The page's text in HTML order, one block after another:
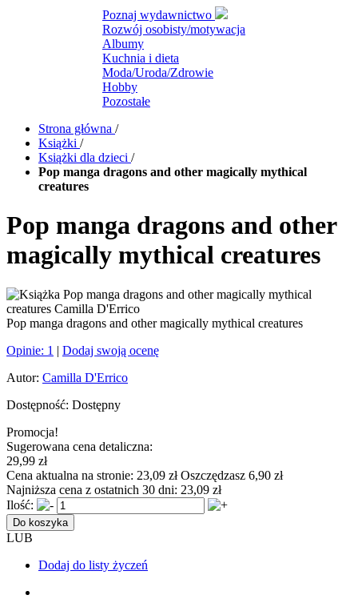
Poznaj wydawnictwo
Rozwój osobisty/motywacja
Albumy
Kuchnia i dieta
Moda/Uroda/Zdrowie
Hobby
Pozostałe
Strona główna /
Książki /
Książki dla dzieci /
Pop manga dragons and other magically mythical
creatures
Pop manga dragons and other
magically mythical creatures
Pop manga dragons and other magically mythical creatures
Opinie: 1 | Dodaj swoją ocenę
Autor: Camilla D'Errico
Dostępność: Dostępny
Promocja!
Sugerowana cena detaliczna:
29,99 zł
Cena aktualna na stronie: 23,09 złOszczędzasz 6,90 zł
Najniższa cena z ostatnich 30 dni: 23,09 zł
Ilość:
Do koszyka
LUB
Dodaj do listy życzeń